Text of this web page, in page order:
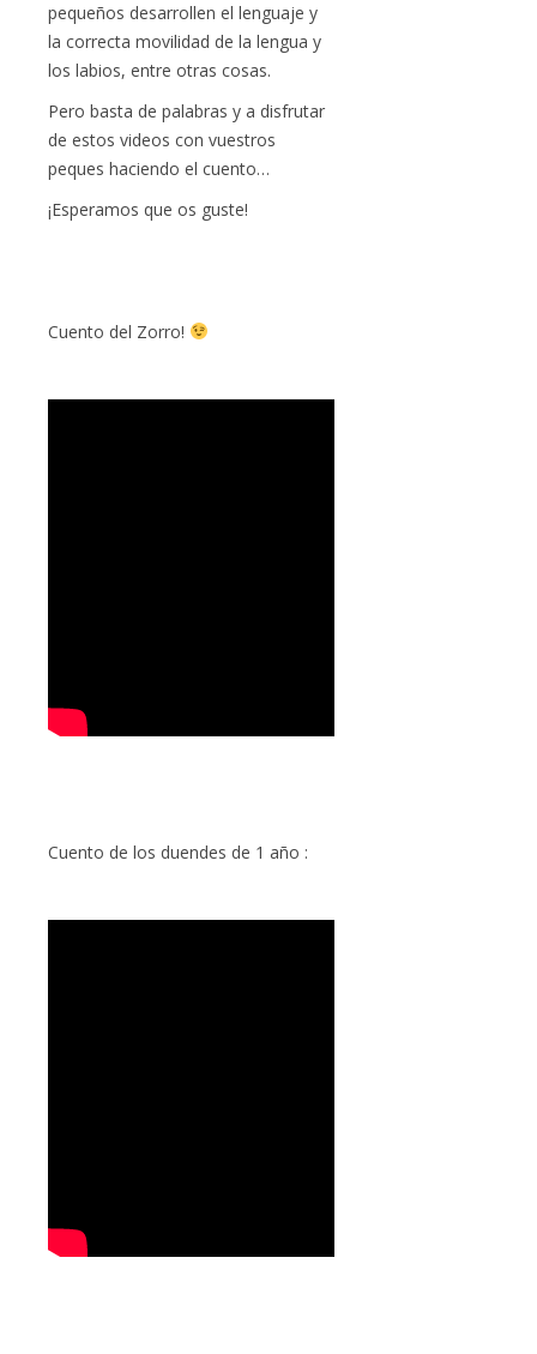
pequeños desarrollen el lenguaje y
la correcta movilidad de la lengua y
los labios, entre otras cosas.
Pero basta de palabras y a disfrutar
de estos videos con vuestros
peques haciendo el cuento…
¡Esperamos que os guste!
Cuento del Zorro!
Cuento de los duendes de 1 año :